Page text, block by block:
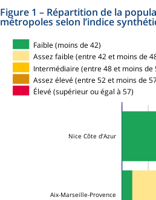
Figure 1 – Répartition de la
métropoles selon l’indice
Nice Côte d’Azur
Aix-Marseille-Provence
Faible (moins de 42)
Assez faible (entre 42 et moins de
Intermédiaire (entre 48 et moins de
Assez élevé (entre 52 et moins de
Élevé (supérieur ou égal à 57)